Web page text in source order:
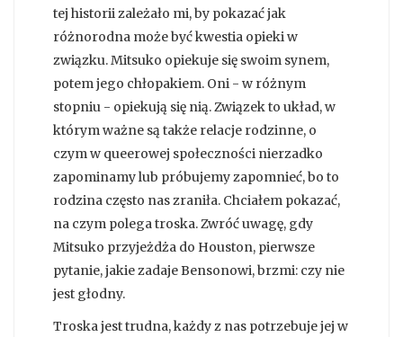
tej historii zależało mi, by pokazać jak
różnorodna może być kwestia opieki w
związku. Mitsuko opiekuje się swoim synem,
potem jego chłopakiem. Oni - w różnym
stopniu - opiekują się nią. Związek to układ, w
którym ważne są także relacje rodzinne, o
czym w queerowej społeczności nierzadko
zapominamy lub próbujemy zapomnieć, bo to
rodzina często nas zraniła. Chciałem pokazać,
na czym polega troska. Zwróć uwagę, gdy
Mitsuko przyjeżdża do Houston, pierwsze
pytanie, jakie zadaje Bensonowi, brzmi: czy nie
jest głodny.
Troska jest trudna, każdy z nas potrzebuje jej w